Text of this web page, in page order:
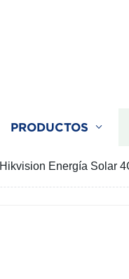
PRODUCTOS
Hikvision Energía Solar